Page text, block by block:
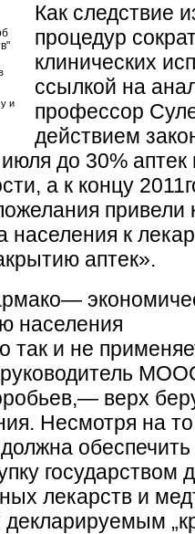
и
Как следствие
процедур
клинических
ссылкой на
профессор
действием
до 30%
а к концу
привели
населения к
аптек».
населения
так и не
верх
Несмотря на
обеспечить
государством
лекарств и
декларируемым